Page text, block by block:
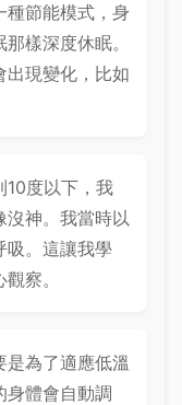
種節能模式，身
樣深度休眠。
出現變化，比如
10度以下，我
沒神。我當時以
吸。這讓我學
察。
為了適應低溫
身體會自動調